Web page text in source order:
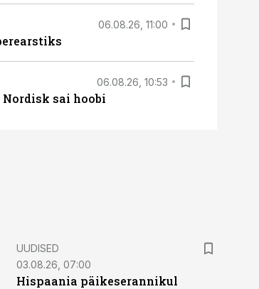
06.08.26, 11:00
06.08.26, 10:53
sai hoobi
UUDISED
03.08.26, 07:00
Hispaania päikeserannikul